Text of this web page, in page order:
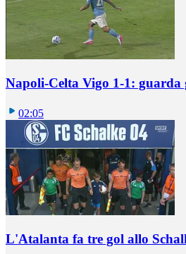
Napoli-Celta Vigo 1-1:
02:05
L'Atalanta fa tre gol allo